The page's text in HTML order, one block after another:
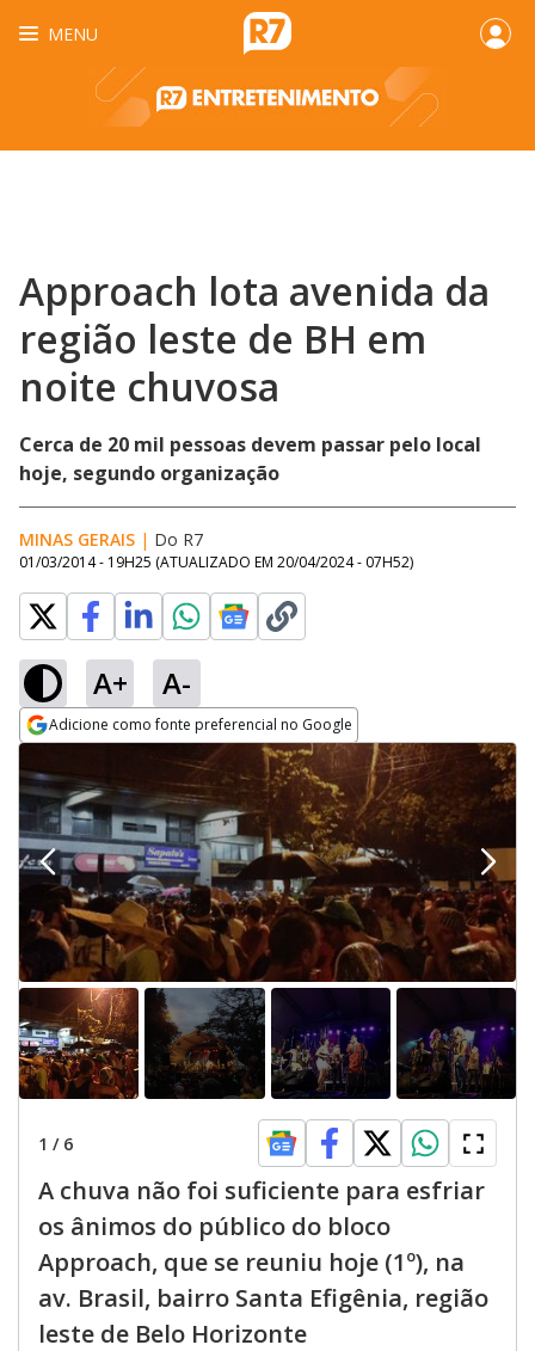
MENU
Approach lota avenida da
região leste de BH em
noite chuvosa
Cerca de 20 mil pessoas devem passar pelo local
hoje, segundo organização
MINAS GERAIS | Do R7
01/03/2014 - 19H25 (ATUALIZADO EM 20/04/2024 - 07H52)
A+ A-
Adicione como fonte preferencial no Google
Opens in new window
1 / 6
A chuva não foi suficiente para esfriar
os ânimos do público do bloco
Approach, que se reuniu hoje (1º), na
av. Brasil, bairro Santa Efigênia, região
leste de Belo Horizonte